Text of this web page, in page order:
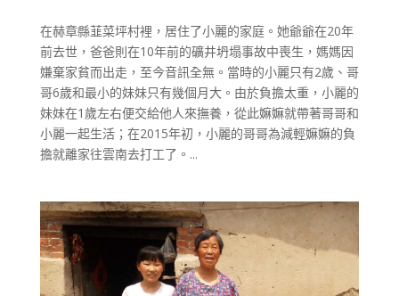
在赫章縣韮菜坪村裡，居住了小麗的家庭。她爺爺在20年
前去世，爸爸則在10年前的礦井坍塌事故中喪生，媽媽因
嫌棄家貧而出走，至今音訊全無。當時的小麗只有2歲、哥
哥6歲和最小的妹妹只有幾個月大。由於負擔太重，小麗的
妹妹在1歲左右便交給他人來撫養，從此嫲嫲就帶著哥哥和
小麗一起生活；在2015年初，小麗的哥哥為減輕嫲嫲的負
擔就離家往雲南去打工了。...